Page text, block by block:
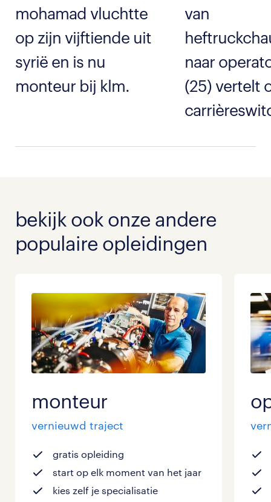
mohamad vluchtte
op zijn vijftiende uit
syrië en is nu
monteur bij klm.
van
naar
(25) vertelt
bekijk ook onze andere
populaire opleidingen
monteur
vernieuwd traject
gratis opleiding
start op elk moment van het jaar
kies zelf je specialisatie